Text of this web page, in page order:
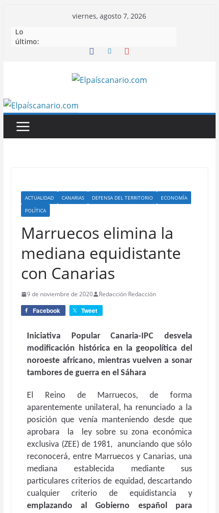
contenido
viernes, agosto 7, 2026
Lo
último:
ACTUALIDAD CANARIAS DEFENSA DEL TERRITORIO
ECONOMÍA
POLÍTICA
Marruecos elimina la
mediana equidistante
con Canarias
9 de noviembre de 2020 Redacción Redacción
Facebook Tweet
Iniciativa Popular Canaria-IPC desvela
modificación histórica en la geopolítica del
noroeste africano, mientras vuelven a sonar
tambores de guerra en el Sáhara
El Reino de Marruecos, de forma
aparentemente unilateral, ha renunciado a la
posición que venía manteniendo desde que
aprobara la ley sobre su zona económica
exclusiva (ZEE) de 1981, anunciando que sólo
reconocerá, entre Marruecos y Canarias, una
mediana establecida mediante sus
particulares criterios de equidad, descartando
cualquier criterio de equidistancia y
emplazando al Gobierno español para